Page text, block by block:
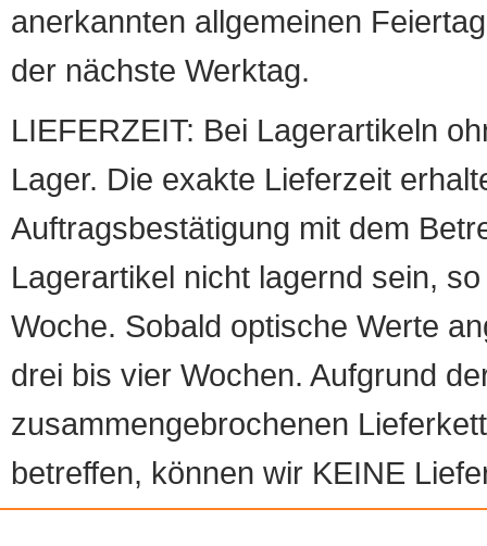
anerkannten allgemeinen
der nächste Werktag.
LIEFERZEIT: Bei Lagerartikeln
Lager. Die exakte Lieferzeit
Auftragsbestätigung mit dem
Lagerartikel nicht lagernd sein,
Woche. Sobald optische Werte
drei bis vier Wochen. Aufgrund
zusammengebrochenen
betreffen, können wir KEINE